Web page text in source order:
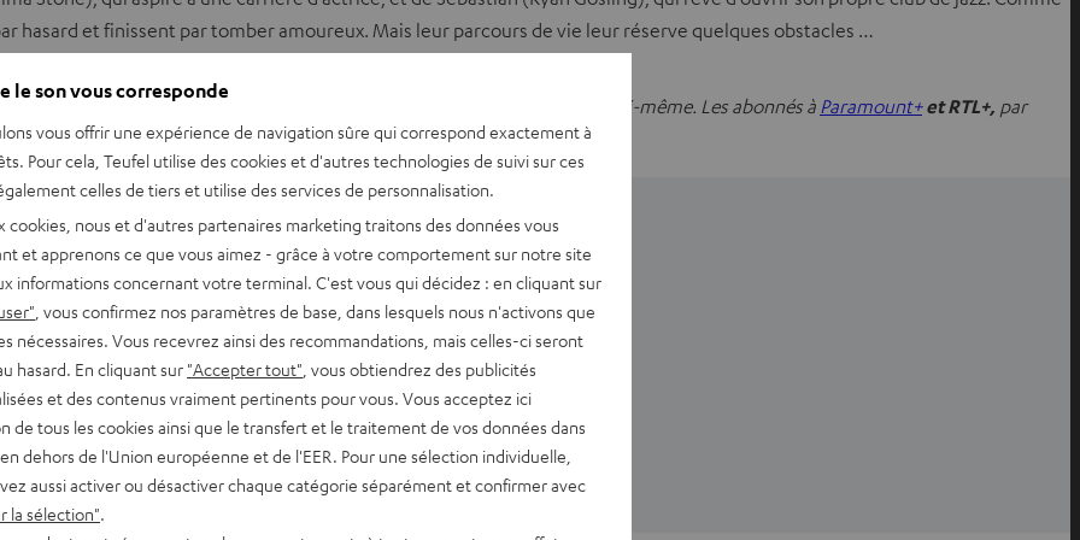
hasard et finissent par tomber amoureux. Mais leur parcours de vie leur réserve quelques obstacles …
mais aussi l’amour de ses propres espoirs, de ses rêves et de soi-même. Les abonnés à Paramount+ et RTL+, par
de YouTube
ACCEPTER UNE SEULE FOIS ET AFFICHER
afficher le contenu externe ? Activez cette option dans les paramètres de confidentialité
le son vous corresponde
vous offrir une expérience de navigation sûre qui correspond exactement à
Pour cela, Teufel utilise des cookies et d'autres technologies de suivi sur ces
celles de tiers et utilise des services de personnalisation.
cookies, nous et d'autres partenaires marketing traitons des données vous
et apprenons ce que vous aimez - grâce à votre comportement sur notre site
informations concernant votre terminal. C'est vous qui décidez : en cliquant sur
, vous confirmez nos paramètres de base, dans lesquels nous n'activons que
nécessaires. Vous recevrez ainsi des recommandations, mais celles-ci seront
hasard. En cliquant sur "Accepter tout" , vous obtiendrez des publicités
et des contenus vraiment pertinents pour vous. Vous acceptez ici
de tous les cookies ainsi que le transfert et le traitement de vos données dans
dehors de l'Union européenne et de l'EER. Pour une sélection individuelle,
aussi activer ou désactiver chaque catégorie séparément et confirmer avec
la sélection".